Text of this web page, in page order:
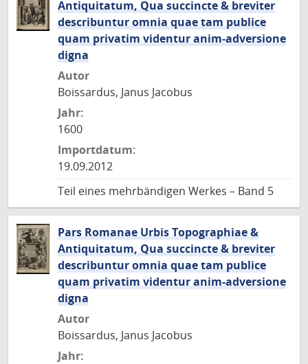
Antiquitatum, Qua succincte & breviter
describuntur omnia quae tam publice
quam privatim videntur anim-adversione
digna
Autor
Boissardus, Janus Jacobus
Jahr:
1600
Importdatum:
19.09.2012
Teil eines mehrbändigen Werkes – Band 5
Pars Romanae Urbis Topographiae &
Antiquitatum, Qua succincte & breviter
describuntur omnia quae tam publice
quam privatim videntur anim-adversione
digna
Autor
Boissardus, Janus Jacobus
Jahr: